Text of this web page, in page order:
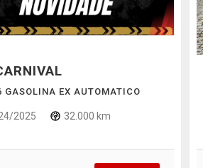
GASOLINA EX AUTOMATICO
2025 32.000 km